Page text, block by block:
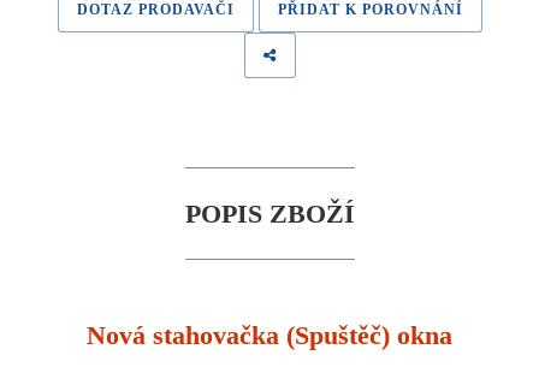
DOTAZ PRODAVAČI PŘIDAT K POROVNÁNÍ
POPIS ZBOŽÍ
Nová stahovačka (Spuštěč) okna